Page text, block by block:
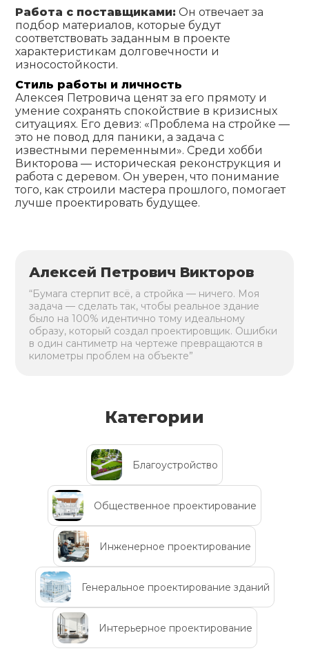
Работа с поставщиками: Он отвечает за
подбор материалов, которые будут
соответствовать заданным в проекте
характеристикам долговечности и
износостойкости.
Стиль работы и личность
Алексея Петровича ценят за его прямоту и
умение сохранять спокойствие в кризисных
ситуациях. Его девиз: «Проблема на стройке —
это не повод для паники, а задача с
известными переменными». Среди хобби
Викторова — историческая реконструкция и
работа с деревом. Он уверен, что понимание
того, как строили мастера прошлого, помогает
лучше проектировать будущее.
Алексей Петрович Викторов
“Бумага стерпит всё, а стройка — ничего. Моя
задача — сделать так, чтобы реальное здание
было на 100% идентично тому идеальному
образу, который создал проектировщик. Ошибки
в один сантиметр на чертеже превращаются в
километры проблем на объекте”
Категории
Благоустройство
Общественное проектирование
Инженерное проектирование
Генеральное проектирование зданий
Интерьерное проектирование